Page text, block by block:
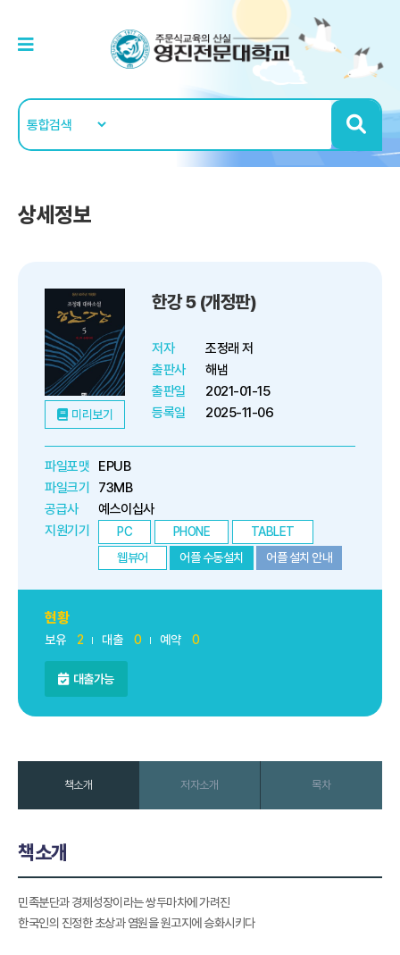
상세정보
미리보기
한강 5 (개정판)
저자
조정래 저
출판사
해냄
출판일
2021-01-15
등록일
2025-11-06
파일포맷
EPUB
파일크기
73MB
공급사
예스이십사
지원기기
PC PHONE
TABLET
웹뷰어
어플 수동설치 어플 설치 안내
현황
보유 2 대출 0 예약 0
대출가능
책소개 저자소개 목차
책소개
민족분단과 경제성장이라는 쌍두마차에 가려진
한국인의 진정한 초상과 염원을 원고지에 승화시키다